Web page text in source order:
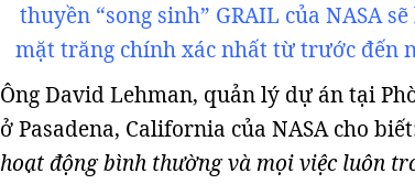
thuyền “song sinh” GRAIL của NASA
mặt trăng chính xác nhất từ trước đến
Ông David Lehman, quản lý dự án tại
ở Pasadena, California của NASA cho
hoạt động bình thường và mọi việc luôn